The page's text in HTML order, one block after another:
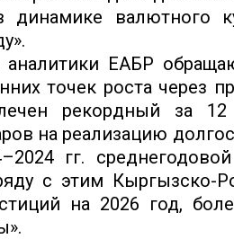
динамике валютного
аналитики ЕАБР
точек роста через
рекордный за
на реализацию
гг.
с этим Кыргызско-
на 2026 год,